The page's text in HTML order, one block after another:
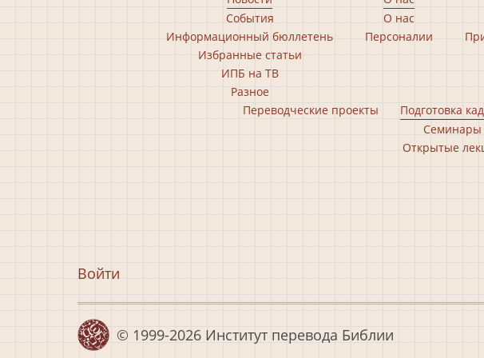
События
Информационный бюллетень
Избранные статьи
ИПБ на ТВ
Разное
О нас
Персоналии
Переводческие проекты
Подготовка
Семинары
Открытые
Меню
записи
пользователя
Войти
© 1999-2026 Институт перевода Библии